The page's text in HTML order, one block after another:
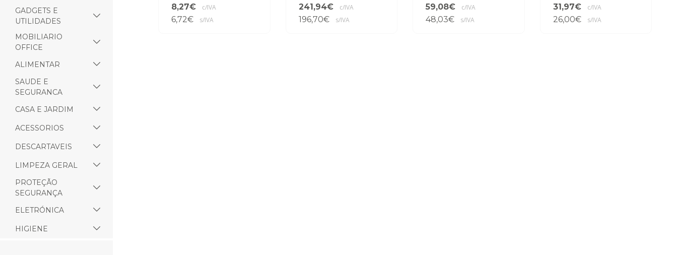
GADGETS E
UTILIDADES
MOBILIARIO
OFFICE
ALIMENTAR
SAUDE E
SEGURANCA
CASA E JARDIM
ACESSORIOS
DESCARTAVEIS
LIMPEZA GERAL
PROTEÇÃO
SEGURANÇA
ELETRÓNICA
HIGIENE
8,27€ c/IVA
6,72€ s/IVA
241,94€ c/IVA
196,70€ s/IVA
59,08€ c/IVA
48,03€ s/IVA
31,97€ c/IVA
26,00€ s/IVA